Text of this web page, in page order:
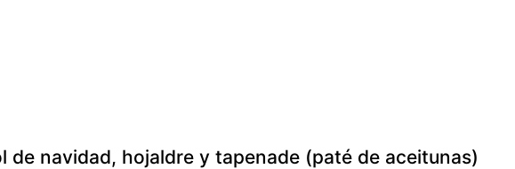
de navidad, hojaldre y tapenade (paté de aceitunas)